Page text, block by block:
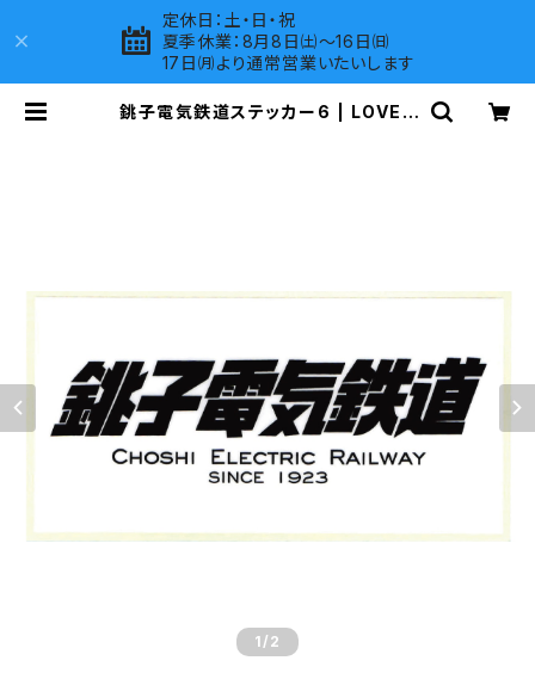
定休日：土・日・祝
夏季休業：8月8日㈯～16日㈰
17日㈪より通常営業いたいします
銚子電気鉄道ステッカー6 | LOVES
1 /2